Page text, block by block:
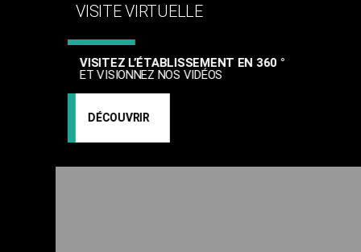
VISITE VIRTUELLE
VISITEZ L’ÉTABLISSEMENT EN 360 °
ET VISIONNEZ NOS VIDÉOS
DÉCOUVRIR